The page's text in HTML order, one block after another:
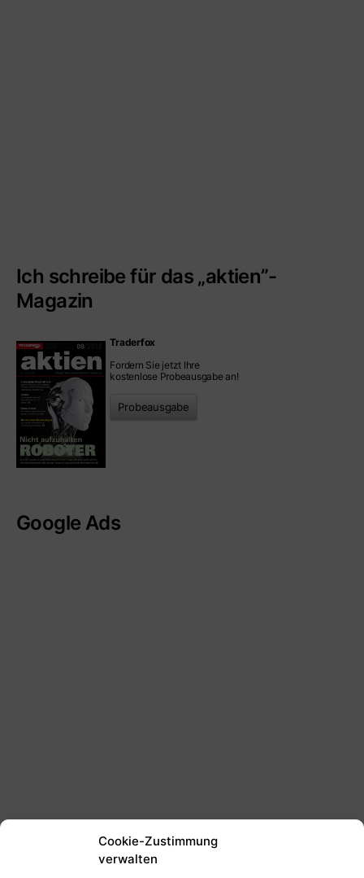
Cookie-Zustimmung
verwalten
Ich schreibe für das „aktien”-
Magazin
Traderfox
Fordern Sie jetzt Ihre
kostenlose Probeausgabe an!
Probeausgabe
Google Ads